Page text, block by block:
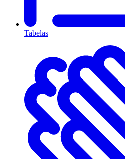
Tabelas